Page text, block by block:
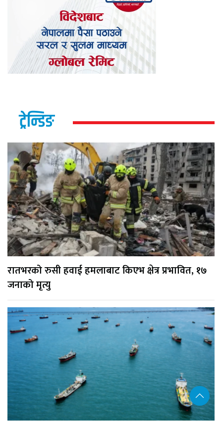
ट्रेन्डिङ
रातभरको रुसी हवाई हमलाबाट किएभ क्षेत्र प्रभावित, १७
जनाको मृत्यु